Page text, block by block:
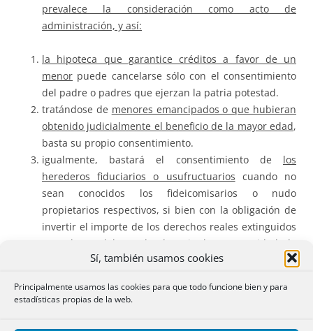
Sí, también usamos cookies
Principalmente usamos las cookies para que todo funcione bien y para
estadísticas propias de la web.
prevalece la consideración como acto de
administración, y así:
la hipoteca que garantice créditos a favor de un
menor puede cancelarse sólo con el consentimiento
del padre o padres que ejerzan la patria potestad.
tratándose de menores emancipados o que hubieran
obtenido judicialmente el beneficio de la mayor edad,
basta su propio consentimiento.
igualmente, bastará el consentimiento de los
herederos fiduciarios o usufructuarios cuando no
sean conocidos los fideicomisarios o nudo
propietarios respectivos, si bien con la obligación de
invertir el importe de los derechos reales extinguidos
en valores del Estado depositados en entidad de
crédito o caja oficial a favor de quienes puedan tener
para las hipotecas inscritas a favor de lasociedad
cónyuge, basta el consentimiento de éste.